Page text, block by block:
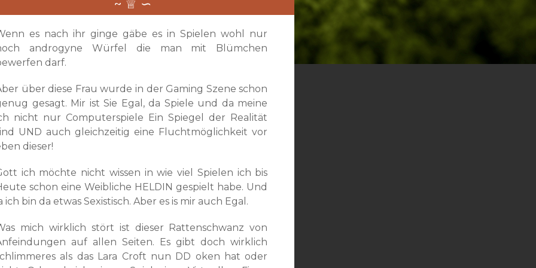
es nach ihr ginge gäbe es in Spielen wohl nur
androgyne Würfel die man mit Blümchen
darf.
über diese Frau wurde in der Gaming Szene schon
gesagt. Mir ist Sie Egal, da Spiele und da meine
nicht nur Computerspiele Ein Spiegel der Realität
UND auch gleichzeitig eine Fluchtmöglichkeit vor
dieser!
ich möchte nicht wissen in wie viel Spielen ich bis
schon eine Weibliche HELDIN gespielt habe. Und
ich bin da etwas Sexistisch. Aber es is mir auch Egal.
mich wirklich stört ist dieser Rattenschwanz von
auf allen Seiten. Es gibt doch wirklich
als das Lara Croft nun DD oken hat oder